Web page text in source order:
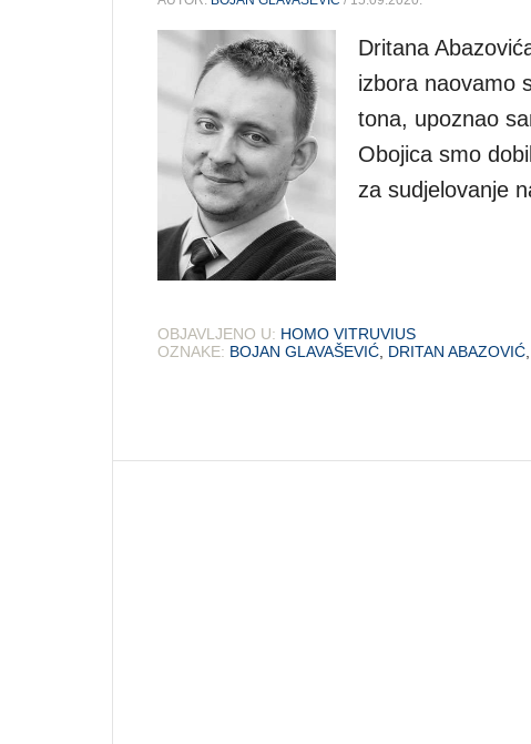
Dritana
izbora naovamo
tona, upoznao
Obojica smo
za sudjelovanje
OBJAVLJENO U: HOMO VITRUVIUS
OZNAKE: BOJAN GLAVAŠEVIĆ, DRITAN ABAZOVIĆ,